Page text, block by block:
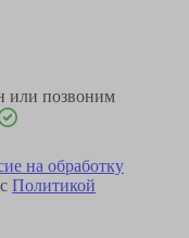
или позвоним
на обработку
Политикой